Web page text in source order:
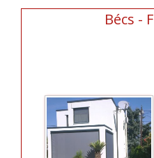
Bécs -